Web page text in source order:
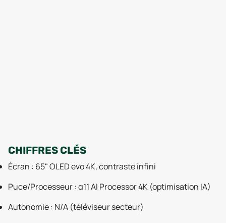
CHIFFRES CLÉS
Écran : 65" OLED evo 4K, contraste infini
Puce/Processeur : α11 AI Processor 4K (optimisation IA)
Autonomie : N/A (téléviseur secteur)